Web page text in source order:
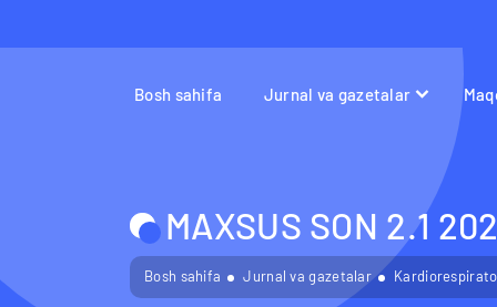
Bosh sahifa Jurnal va gazetalar
MAXSUS SON 2.1
Bosh sahifa Jurnal va gazetalar